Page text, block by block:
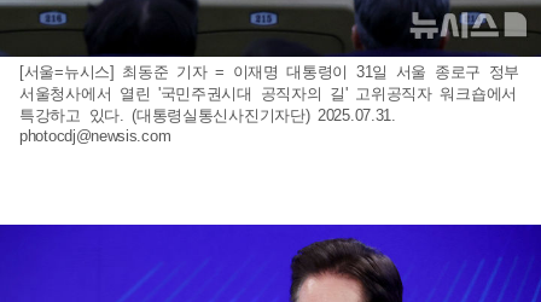
[서울=뉴시스] 최동준 기자 = 이재명 대통령이 31일 서울 종로구 정부
서울청사에서 열린 '국민주권시대 공직자의 길' 고위공직자 워크숍에서
특강하고 있다. (대통령실통신사진기자단) 2025.07.31.
photocdj@newsis.com